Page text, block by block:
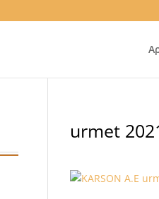
urmet